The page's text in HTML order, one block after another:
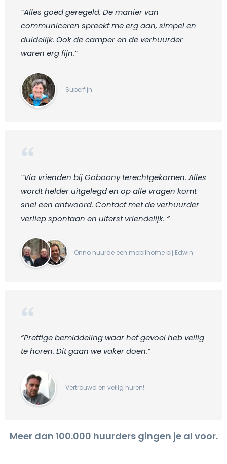
“Alles goed geregeld. De manier van
communiceren spreekt me erg aan, simpel en
duidelijk. Ook de camper en de verhuurder
waren erg fijn.“
Superfijn
“Via vrienden bij Goboony terechtgekomen. Alles
wordt helder uitgelegd en op alle vragen komt
snel een antwoord. Contact met de verhuurder
verliep spontaan en uiterst vriendelijk. “
Onno huurde een mobilhome bij Edwin
“Prettige bemiddeling waar het gevoel heb veilig
te horen. Dit gaan we vaker doen.“
Vertrouwd en veilig huren!
Meer dan 100.000 huurders gingen je al voor.